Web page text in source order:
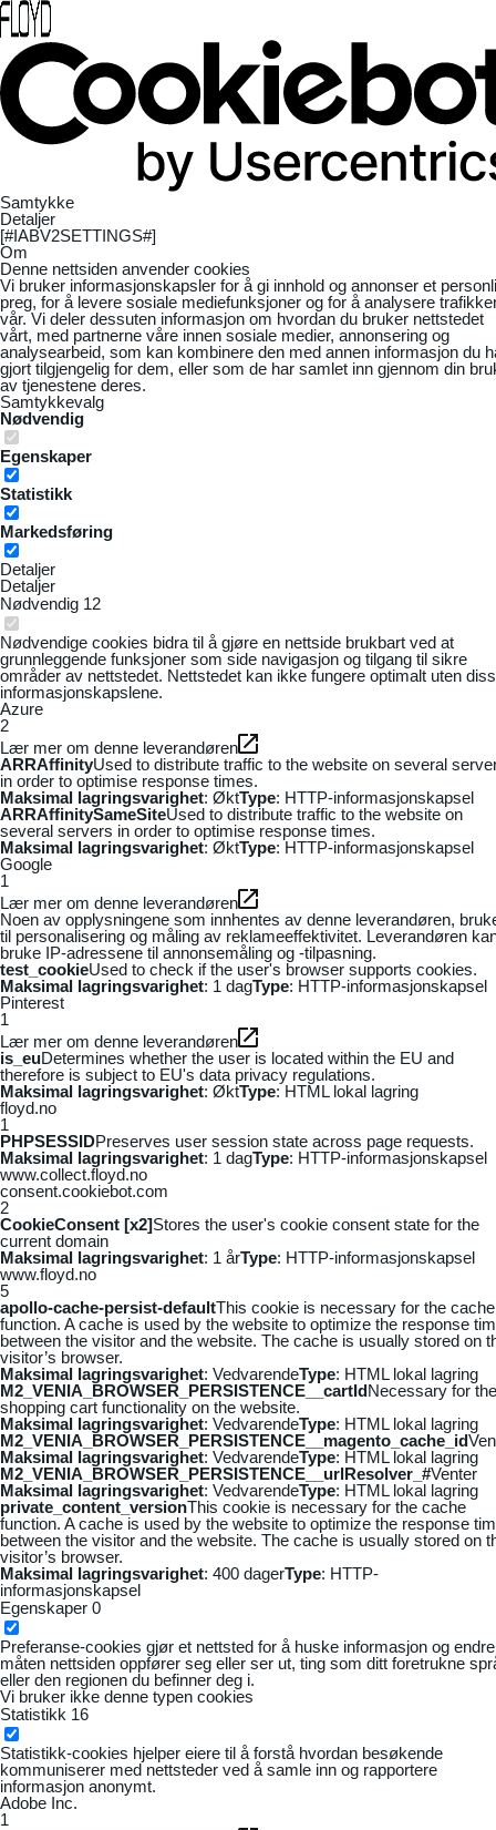
Samtykke
Detaljer
[#IABV2SETTINGS#]
Om
Denne nettsiden anvender cookies
Vi bruker informasjonskapsler for å gi innhold og annonser et
preg, for å levere sosiale mediefunksjoner og for å analysere
vår. Vi deler dessuten informasjon om hvordan du bruker nettstedet
vårt, med partnerne våre innen sosiale medier, annonsering og
analysearbeid, som kan kombinere den med annen informasjon du
gjort tilgjengelig for dem, eller som de har samlet inn gjennom din
av tjenestene deres.
Samtykkevalg
Nødvendig
Egenskaper
Statistikk
Markedsføring
Detaljer
Detaljer
Nødvendig 12
Nødvendige cookies bidra til å gjøre en nettside brukbart ved at
grunnleggende funksjoner som side navigasjon og tilgang til sikre
områder av nettstedet. Nettstedet kan ikke fungere optimalt uten
informasjonskapslene.
Azure
2
Lær mer om denne leverandøren
ARRAffinityUsed to distribute traffic to the website on several
in order to optimise response times.
Maksimal lagringsvarighet: ØktType: HTTP-informasjonskapsel
ARRAffinitySameSiteUsed to distribute traffic to the website on
several servers in order to optimise response times.
Maksimal lagringsvarighet: ØktType: HTTP-informasjonskapsel
Google
1
Lær mer om denne leverandøren
Noen av opplysningene som innhentes av denne leverandøren,
til personalisering og måling av reklameeffektivitet. Leverandøren
bruke IP-adressene til annonsemåling og -tilpasning.
test_cookieUsed to check if the user's browser supports cookies.
Maksimal lagringsvarighet: 1 dagType: HTTP-informasjonskapsel
Pinterest
1
Lær mer om denne leverandøren
is_euDetermines whether the user is located within the EU and
therefore is subject to EU's data privacy regulations.
Maksimal lagringsvarighet: ØktType: HTML lokal lagring
floyd.no
1
PHPSESSIDPreserves user session state across page requests.
Maksimal lagringsvarighet: 1 dagType: HTTP-informasjonskapsel
www.collect.floyd.no
consent.cookiebot.com
2
CookieConsent [x2]Stores the user's cookie consent state for the
current domain
Maksimal lagringsvarighet: 1 årType: HTTP-informasjonskapsel
www.floyd.no
5
apollo-cache-persist-defaultThis cookie is necessary for the cache
function. A cache is used by the website to optimize the response
between the visitor and the website. The cache is usually stored on
visitor’s browser.
Maksimal lagringsvarighet: VedvarendeType: HTML lokal lagring
M2_VENIA_BROWSER_PERSISTENCE__cartIdNecessary for the
shopping cart functionality on the website.
Maksimal lagringsvarighet: VedvarendeType: HTML lokal lagring
M2_VENIA_BROWSER_PERSISTENCE__magento_cache_id
Maksimal lagringsvarighet: VedvarendeType: HTML lokal lagring
M2_VENIA_BROWSER_PERSISTENCE__urlResolver_#Venter
Maksimal lagringsvarighet: VedvarendeType: HTML lokal lagring
private_content_versionThis cookie is necessary for the cache
function. A cache is used by the website to optimize the response
between the visitor and the website. The cache is usually stored on
visitor’s browser.
Maksimal lagringsvarighet: 400 dagerType: HTTP-
informasjonskapsel
Egenskaper 0
Preferanse-cookies gjør et nettsted for å huske informasjon og
måten nettsiden oppfører seg eller ser ut, ting som ditt foretrukne
eller den regionen du befinner deg i.
Vi bruker ikke denne typen cookies
Statistikk 16
Statistikk-cookies hjelper eiere til å forstå hvordan besøkende
kommuniserer med nettsteder ved å samle inn og rapportere
informasjon anonymt.
Adobe Inc.
1